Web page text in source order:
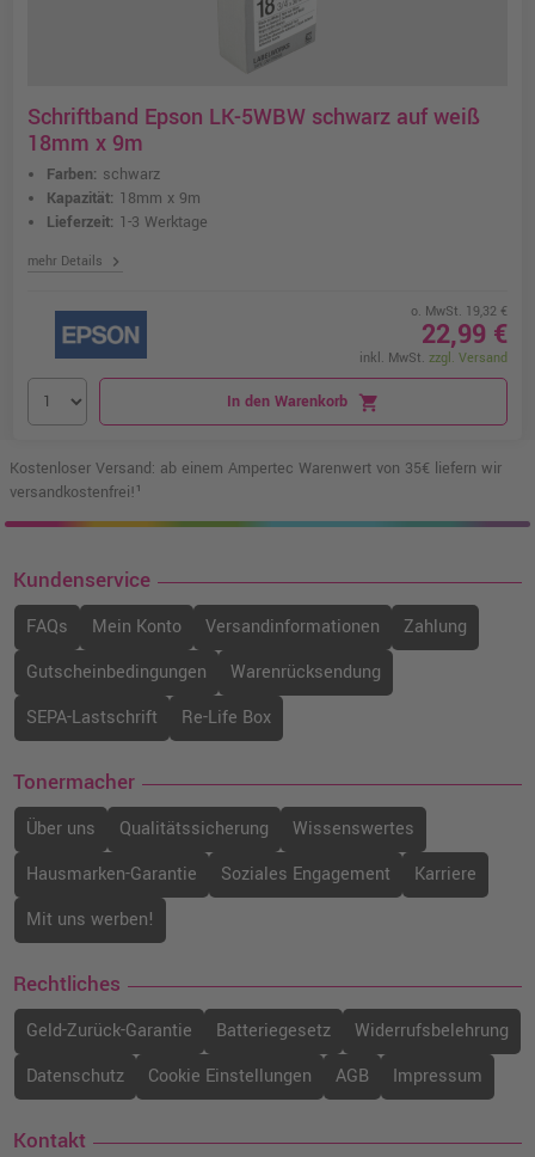
Schriftband Epson LK-5WBW schwarz auf weiß
18mm x 9m
Farben: schwarz
Kapazität: 18mm x 9m
Lieferzeit: 1-3 Werktage
mehr Details chevron_right
o. MwSt. 19,32 €
22,99 €
inkl. MwSt. zzgl. Versand
In den Warenkorb shopping_cart
Kostenloser Versand: ab einem Ampertec Warenwert von 35€ liefern wir
versandkostenfrei!¹
Kundenservice
FAQs Mein Konto Versandinformationen
Zahlung
Gutscheinbedingungen
Warenrücksendung
SEPA-Lastschrift
Re-Life Box
Tonermacher
Über uns Qualitätssicherung
Wissenswertes
Hausmarken-Garantie
Soziales Engagement
Karriere
Mit uns werben!
Rechtliches
Geld-Zurück-Garantie Batteriegesetz
Widerrufsbelehrung
Datenschutz
Cookie Einstellungen AGB Impressum
Kontakt